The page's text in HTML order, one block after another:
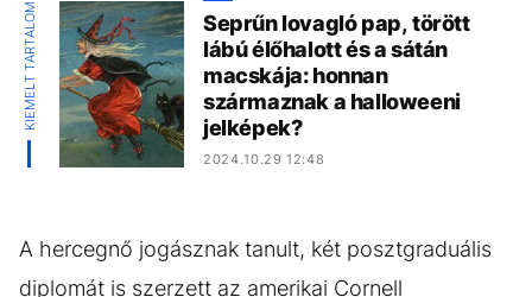
KIEMELT TARTALOM
Seprűn lovagló pap, törött
lábú élőhalott és a sátán
macskája: honnan
származnak a halloweeni
jelképek?
2024.10.29 12:48
A hercegnő jogásznak tanult, két posztgraduális
diplomát is szerzett az amerikai Cornell